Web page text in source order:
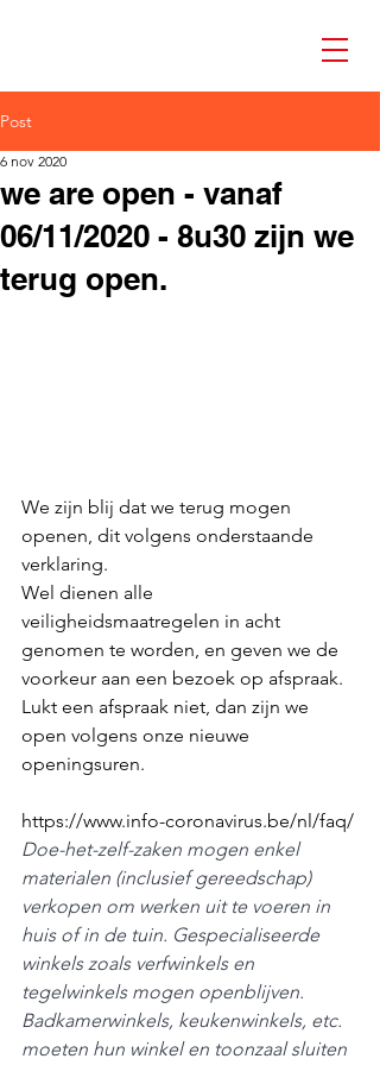
Post
we are open - vanaf
06/11/2020 - 8u30 zijn we
terug open.
6 nov 2020
We zijn blij dat we terug mogen
openen, dit volgens onderstaande
verklaring.
Wel dienen alle
veiligheidsmaatregelen in acht
genomen te worden, en geven we de
voorkeur aan een bezoek op afspraak.
Lukt een afspraak niet, dan zijn we
open volgens onze nieuwe
openingsuren.
https://www.info-coronavirus.be/nl/faq/
Doe-het-zelf-zaken mogen enkel
materialen (inclusief gereedschap)
verkopen om werken uit te voeren in
huis of in de tuin. Gespecialiseerde
winkels zoals verfwinkels en
tegelwinkels mogen openblijven.
Badkamerwinkels, keukenwinkels, etc.
moeten hun winkel en toonzaal sluiten